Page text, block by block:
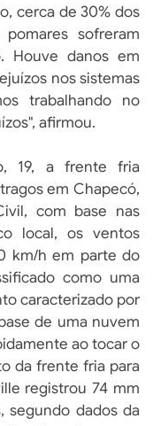
cerca de 30% dos
sofreram
Houve danos em
nos sistemas
trabalhando no
afirmou.
19, a frente fria
em Chapecó,
com base nas
local, os ventos
km/h em parte do
como uma
caracterizado por
de uma nuvem
ao tocar o
da frente fria para
registrou 74 mm
segundo dados da